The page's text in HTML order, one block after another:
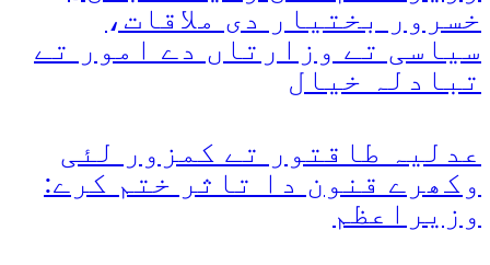
خسرور بختیار دی ملاقات،
سیاسی تے وزارتاں دے امور تے
تبادلہ خیال
عدلیہ طاقتور تے کمزور لئی
وکھرے قنون دا تاثر ختم کرے:
وزیراعظم